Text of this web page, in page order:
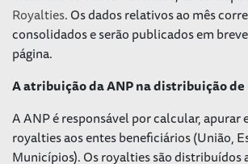
Royalties. Os dados relativos ao mês
consolidados e serão publicados em
página.
A atribuição da ANP na distribuição
A ANP é responsável por calcular, apurar
royalties aos entes beneficiários (União,
Municípios). Os royalties são distribuídos